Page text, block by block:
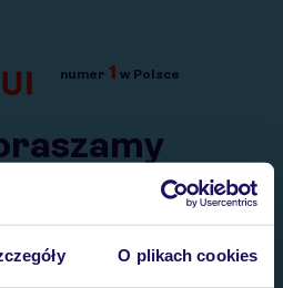
O plikach cookies
numer 1 w Polsce
serwis na krótkie wakacje.